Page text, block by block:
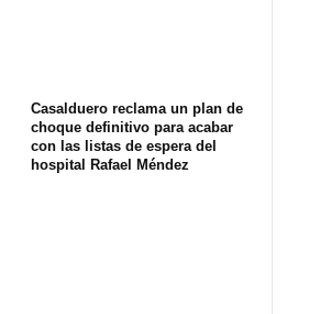
Casalduero reclama un plan de
choque definitivo para acabar
con las listas de espera del
hospital Rafael Méndez